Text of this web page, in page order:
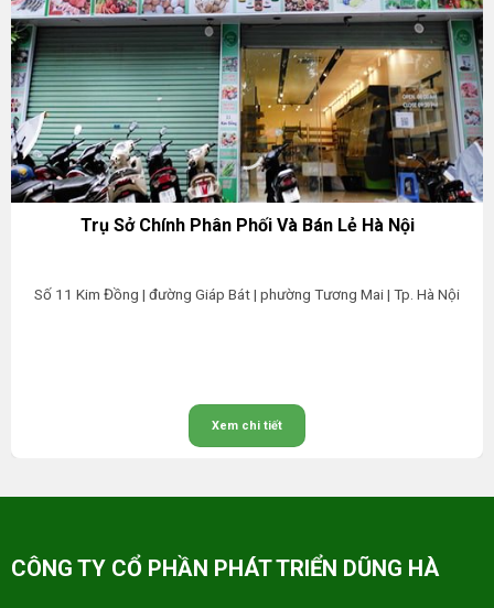
Trụ Sở Chính Phân Phối Và Bán Lẻ Hà Nội
Số 11 Kim Đồng | đường Giáp Bát | phường Tương Mai | Tp. Hà Nội
Xem chi tiết
CÔNG TY CỔ PHẦN PHÁT TRIỂN DŨNG HÀ